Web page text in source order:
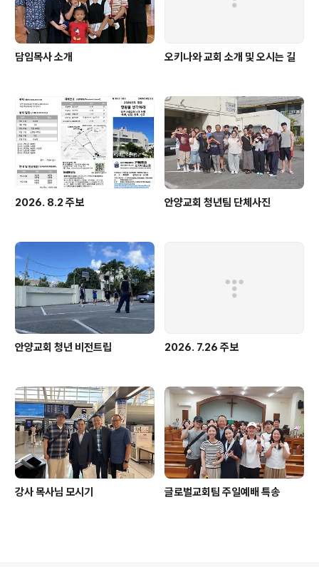
담임목사 소개 오키나와 교회 소개 및 오시는 길
2026. 8.2 주보 안양교회 청년팀 단체사진
안양교회 청년 비전트립 2026. 7.26 주보
강사 목사님 모시기 글로벌교회팀 주일예배 특송